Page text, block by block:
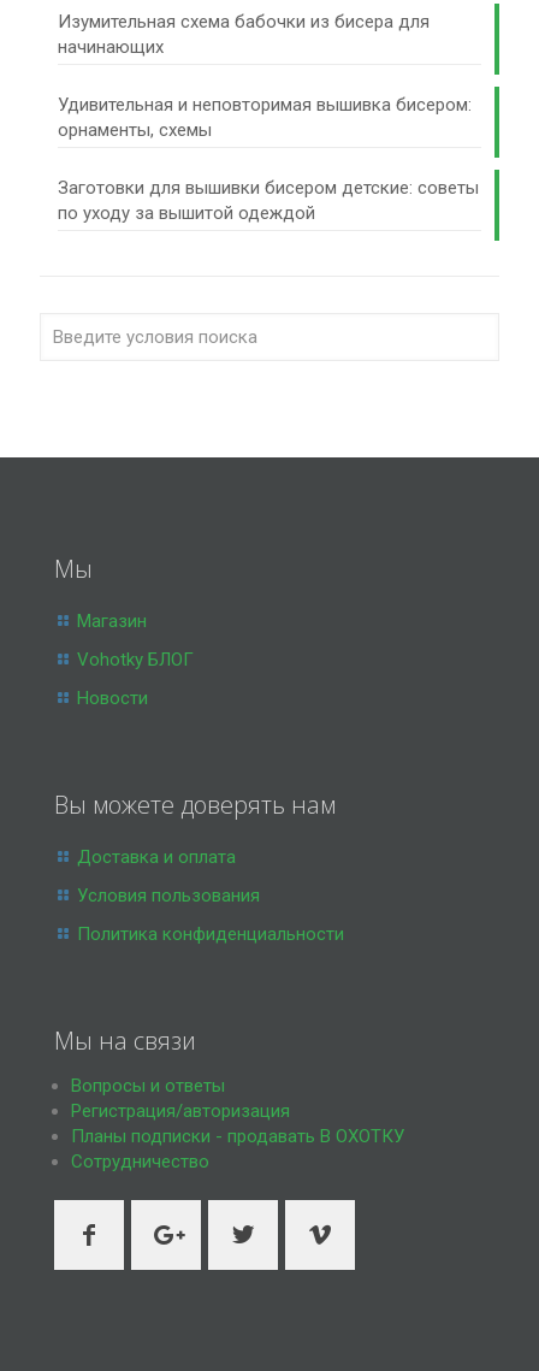
Изумительная схема бабочки из бисера для
начинающих
Удивительная и неповторимая вышивка бисером:
орнаменты, схемы
Заготовки для вышивки бисером детские: советы
по уходу за вышитой одеждой
Мы
Магазин
Vohotky БЛОГ
Новости
Вы можете доверять нам
Доставка и оплата
Условия пользования
Политика конфиденциальности
Мы на связи
Вопросы и ответы
Регистрация/авторизация
Планы подписки - продавать В ОХОТКУ
Сотрудничество